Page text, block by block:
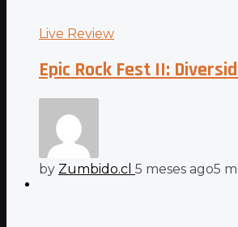
Live Review
Epic Rock Fest II:
by Zumbido.cl 5 meses ago5